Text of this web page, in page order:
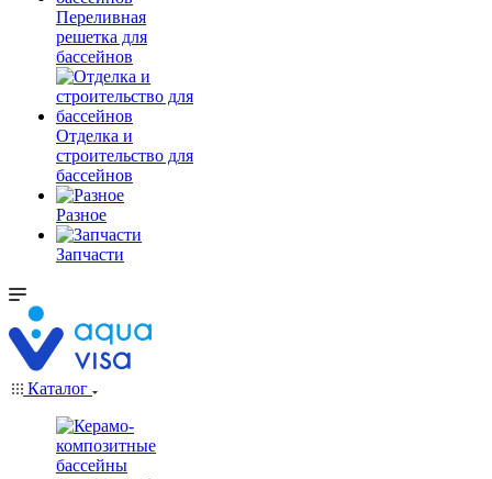
Переливная
решетка для
бассейнов
Отделка и
строительство для
бассейнов
Разное
Запчасти
Каталог